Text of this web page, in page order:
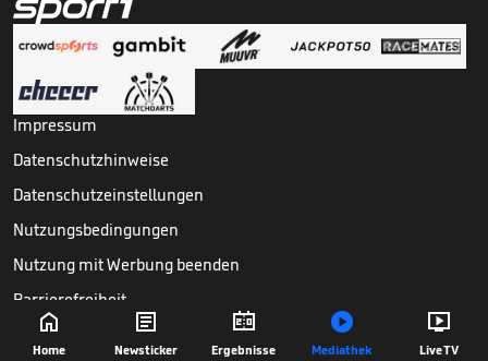

Home

Newsticker

Ergebnisse

Mediathek

Live TV
Impressum
Datenschutzhinweise
Datenschutzeinstellungen
Nutzungsbedingungen
Nutzung mit Werbung beenden
Barrierefreiheit
Copyright © Sport1 GmbH. Alle Rechte vorbehalten.